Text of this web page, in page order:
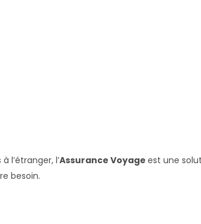
l’étranger, l’Assurance Voyage est une
besoin.